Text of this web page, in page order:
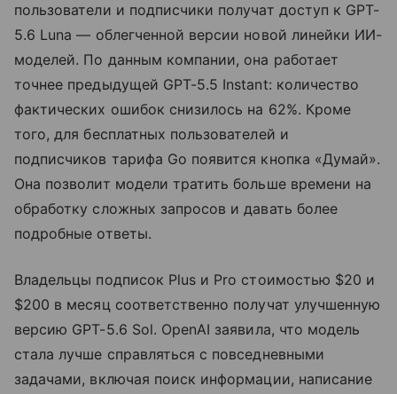
пользователи и подписчики получат доступ к GPT-
5.6 Luna — облегченной версии новой линейки ИИ-
моделей. По данным компании, она работает
точнее предыдущей GPT-5.5 Instant: количество
фактических ошибок снизилось на 62%. Кроме
того, для бесплатных пользователей и
подписчиков тарифа Go появится кнопка «Думай».
Она позволит модели тратить больше времени на
обработку сложных запросов и давать более
подробные ответы.
Владельцы подписок Plus и Pro стоимостью $20 и
$200 в месяц соответственно получат улучшенную
версию GPT-5.6 Sol. OpenAI заявила, что модель
стала лучше справляться с повседневными
задачами, включая поиск информации, написание